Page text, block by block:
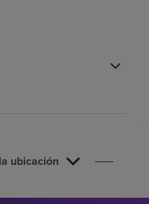
ubicación